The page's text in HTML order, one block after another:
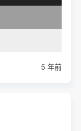
5 年前